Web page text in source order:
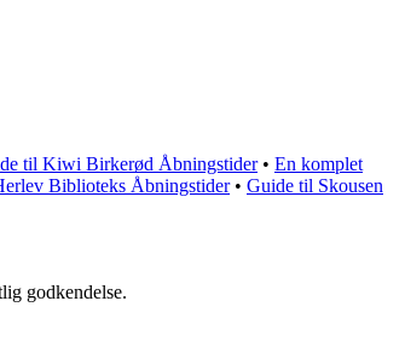
til Kiwi Birkerød Åbningstider• En komplet
Biblioteks Åbningstider• Guide til Skousen
godkendelse.